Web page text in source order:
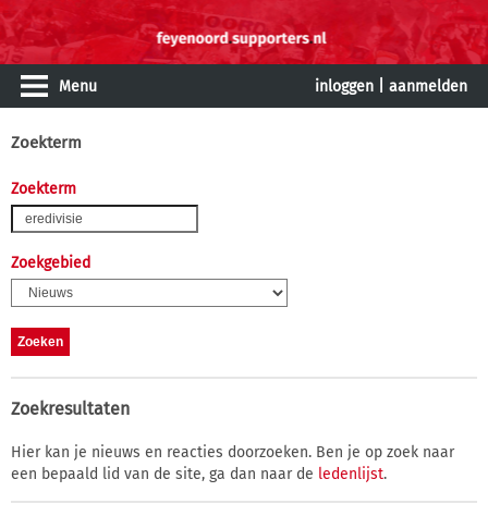
Menu inloggen aanmelden
Zoekterm
Zoekterm
Zoekgebied
Zoekresultaten
Hier kan je nieuws en reacties doorzoeken. Ben je op zoek naar
een bepaald lid van de site, ga dan naar de ledenlijst.